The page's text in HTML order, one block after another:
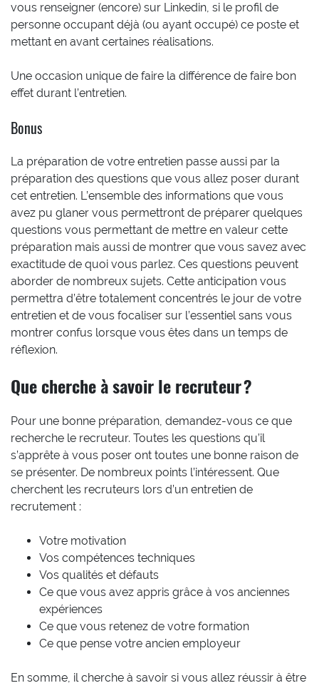
vous renseigner (encore) sur Linkedin, si le profil de
personne occupant déjà (ou ayant occupé) ce poste et
mettant en avant certaines réalisations.
Une occasion unique de faire la différence de faire bon
effet durant l’entretien.
Bonus
La préparation de votre entretien passe aussi par la
préparation des questions que vous allez poser durant
cet entretien. L’ensemble des informations que vous
avez pu glaner vous permettront de préparer quelques
questions vous permettant de mettre en valeur cette
préparation mais aussi de montrer que vous savez avec
exactitude de quoi vous parlez. Ces questions peuvent
aborder de nombreux sujets. Cette anticipation vous
permettra d’être totalement concentrés le jour de votre
entretien et de vous focaliser sur l’essentiel sans vous
montrer confus lorsque vous êtes dans un temps de
réflexion.
Que cherche à savoir le recruteur ?
Pour une bonne préparation, demandez-vous ce que
recherche le recruteur. Toutes les questions qu’il
s’apprête à vous poser ont toutes une bonne raison de
se présenter. De nombreux points l’intéressent. Que
cherchent les recruteurs lors d’un entretien de
recrutement :
Votre motivation
Vos compétences techniques
Vos qualités et défauts
Ce que vous avez appris grâce à vos anciennes
expériences
Ce que vous retenez de votre formation
Ce que pense votre ancien employeur
En somme, il cherche à savoir si vous allez réussir à être